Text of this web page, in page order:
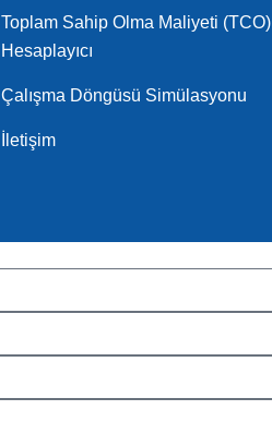
Toplam Sahip Olma Maliyeti (TCO)
Hesaplayıcı
Çalışma Döngüsü Simülasyonu
İletişim